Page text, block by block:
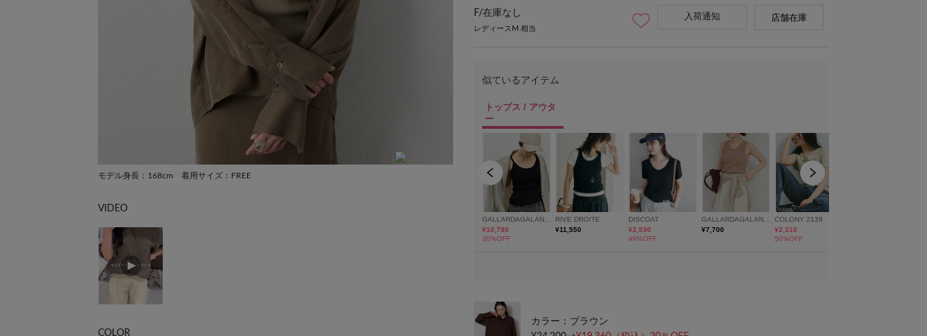
モデル身長：168cm 着用サイズ：FREE モデル身長：172cm 着用サイズ：FREE モデル身長：167cm 着用サイ
VIDEO
COLOR
F/在庫なし
レディースM 相当
入荷通知 店舗在庫
カラー：ブラウン